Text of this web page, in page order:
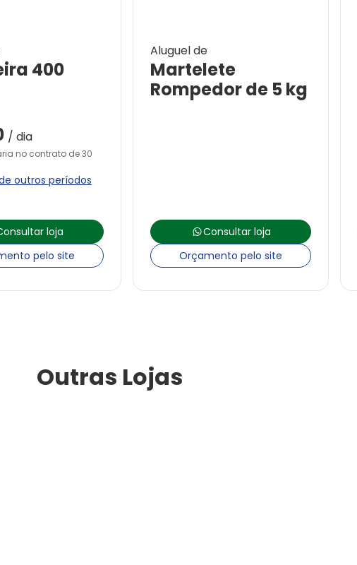
400
/ dia
no contrato de 30
outros períodos
loja
pelo site
Aluguel de
Martelete
Rompedor de 5 kg
Consultar loja
Orçamento pelo site
Outras Lojas